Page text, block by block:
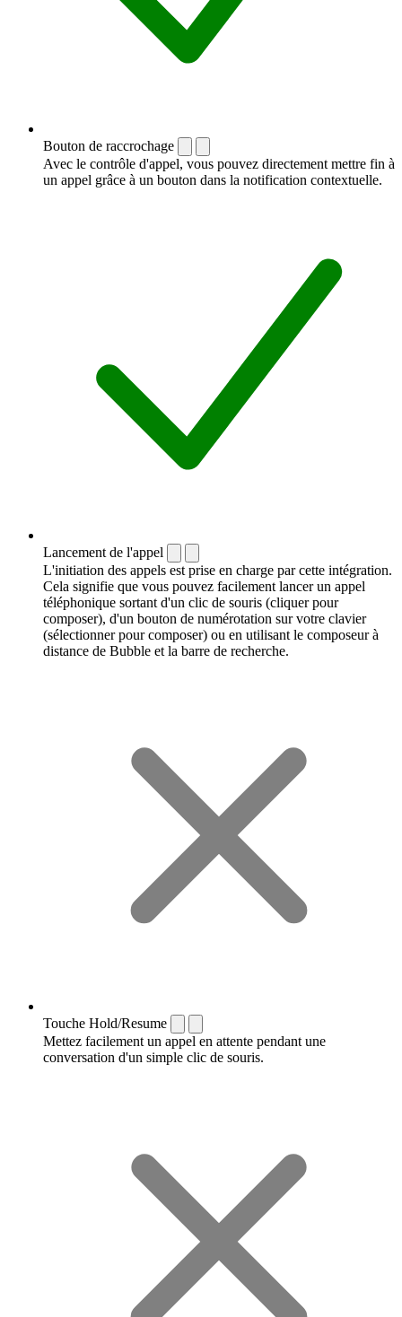
Bouton de raccrochage
Avec le contrôle d'appel, vous pouvez directement mettre fin à
un appel grâce à un bouton dans la notification contextuelle.
Lancement de l'appel
L'initiation des appels est prise en charge par cette intégration.
Cela signifie que vous pouvez facilement lancer un appel
téléphonique sortant d'un clic de souris (cliquer pour
composer), d'un bouton de numérotation sur votre clavier
(sélectionner pour composer) ou en utilisant le composeur à
distance de Bubble et la barre de recherche.
Touche Hold/Resume
Mettez facilement un appel en attente pendant une
conversation d'un simple clic de souris.